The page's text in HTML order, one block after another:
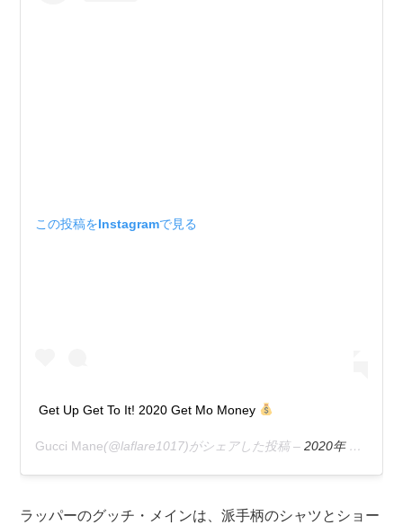
この投稿をInstagramで見る
Get Up Get To It! 2020 Get Mo Money
Gucci Mane(@laflare1017)がシェアした投稿 –2020年 1月月2日午前5時35分PST
ラッパーのグッチ・メインは、派手柄のシャツとショー